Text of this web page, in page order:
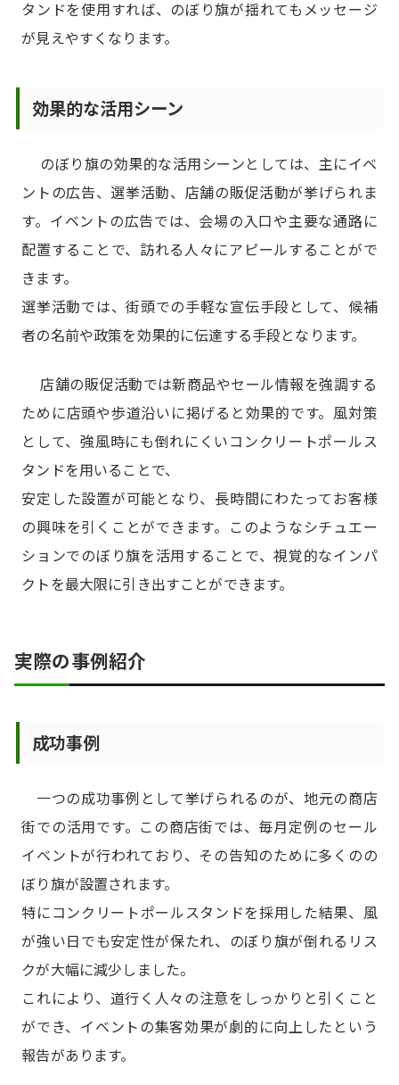
タンドを使用すれば、のぼり旗が揺れてもメッセージ
が見えやすくなります。
効果的な活用シーン
のぼり旗の効果的な活用シーンとしては、主にイベ
ントの広告、選挙活動、店舗の販促活動が挙げられま
す。イベントの広告では、会場の入口や主要な通路に
配置することで、訪れる人々にアピールすることがで
きます。
選挙活動では、街頭での手軽な宣伝手段として、候補
者の名前や政策を効果的に伝達する手段となります。
店舗の販促活動では新商品やセール情報を強調する
ために店頭や歩道沿いに掲げると効果的です。風対策
として、強風時にも倒れにくいコンクリートポールス
タンドを用いることで、
安定した設置が可能となり、長時間にわたってお客様
の興味を引くことができます。このようなシチュエー
ションでのぼり旗を活用することで、視覚的なインパ
クトを最大限に引き出すことができます。
実際の事例紹介
成功事例
一つの成功事例として挙げられるのが、地元の商店
街での活用です。この商店街では、毎月定例のセール
イベントが行われており、その告知のために多くのの
ぼり旗が設置されます。
特にコンクリートポールスタンドを採用した結果、風
が強い日でも安定性が保たれ、のぼり旗が倒れるリス
クが大幅に減少しました。
これにより、道行く人々の注意をしっかりと引くこと
ができ、イベントの集客効果が劇的に向上したという
報告があります。